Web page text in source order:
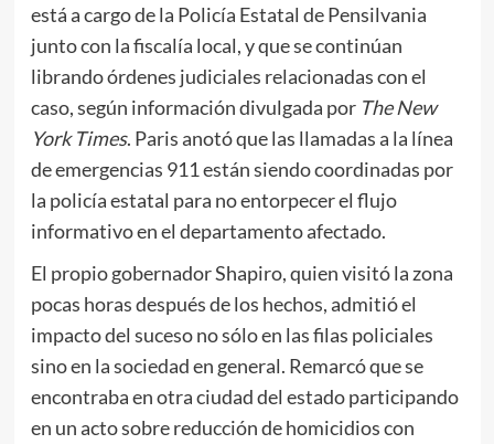
está a cargo de la Policía Estatal de Pensilvania
junto con la fiscalía local, y que se continúan
librando órdenes judiciales relacionadas con el
caso, según información divulgada por The New
York Times. Paris anotó que las llamadas a la línea
de emergencias 911 están siendo coordinadas por
la policía estatal para no entorpecer el flujo
informativo en el departamento afectado.
El propio gobernador Shapiro, quien visitó la zona
pocas horas después de los hechos, admitió el
impacto del suceso no sólo en las filas policiales
sino en la sociedad en general. Remarcó que se
encontraba en otra ciudad del estado participando
en un acto sobre reducción de homicidios con